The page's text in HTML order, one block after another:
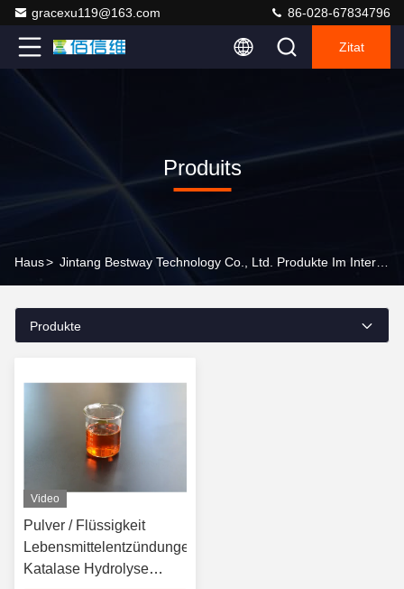
gracexu119@163.com 86-028-67834796
Zitat
Produits
Haus>
Produkte
Video
Pulver / Flüssigkeit
Lebensmittelentzündungen
Katalase Hydrolyse